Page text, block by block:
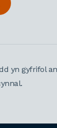
yn gyfrifol